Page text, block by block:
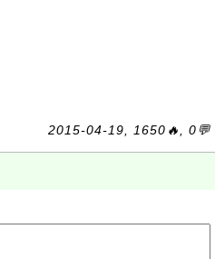
2015-04-19, 1650🔥, 0💬